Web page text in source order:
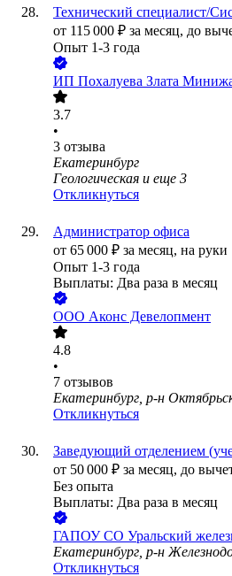
Технический специалист/
от 115 000 ₽ за месяц, до
Опыт 1-3 года
ИП Похалуева Злата
3.7
•
3 отзыва
Екатеринбург
Геологическая и еще 3
Откликнуться
Администратор офиса
от 65 000 ₽ за месяц, на руки
Опыт 1-3 года
Выплаты: Два раза в месяц
ООО Аконс Девелопмент
4.8
•
7 отзывов
Екатеринбург, р-н
Откликнуться
Заведующий отделением
от 50 000 ₽ за месяц, до
Без опыта
Выплаты: Два раза в месяц
ГАПОУ СО Уральский
Екатеринбург, р-н
Откликнуться